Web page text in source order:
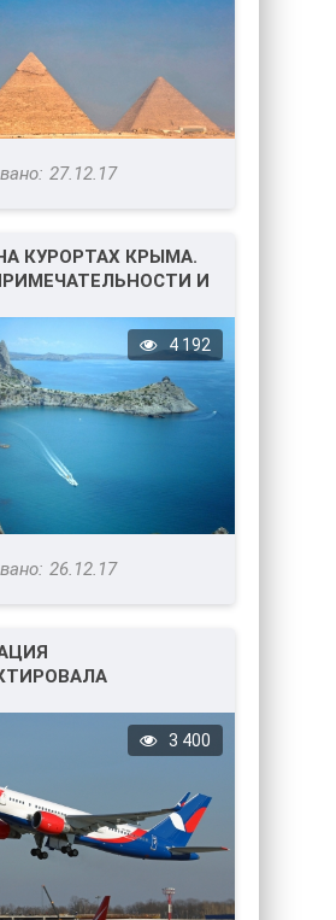
27.12.17
КУРОРТАХ КРЫМА.
И
4 192
26.12.17
3 400